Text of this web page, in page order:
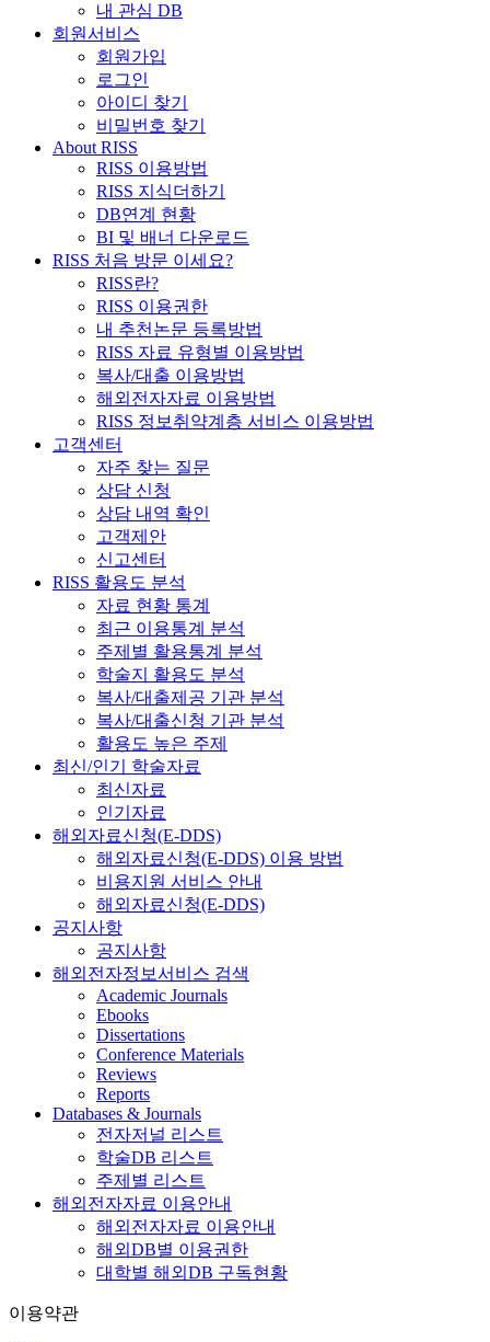
내 관심 DB
회원서비스
회원가입
로그인
아이디 찾기
비밀번호 찾기
About RISS
RISS 이용방법
RISS 지식더하기
DB연계 현황
BI 및 배너 다운로드
RISS 처음 방문 이세요?
RISS란?
RISS 이용권한
내 추천논문 등록방법
RISS 자료 유형별 이용방법
복사/대출 이용방법
해외전자자료 이용방법
RISS 정보취약계층 서비스 이용방법
고객센터
자주 찾는 질문
상담 신청
상담 내역 확인
고객제안
신고센터
RISS 활용도 분석
자료 현황 통계
최근 이용통계 분석
주제별 활용통계 분석
학술지 활용도 분석
복사/대출제공 기관 분석
복사/대출신청 기관 분석
활용도 높은 주제
최신/인기 학술자료
최신자료
인기자료
해외자료신청(E-DDS)
해외자료신청(E-DDS) 이용 방법
비용지원 서비스 안내
해외자료신청(E-DDS)
공지사항
공지사항
해외전자정보서비스 검색
Academic Journals
Ebooks
Dissertations
Conference Materials
Reviews
Reports
Databases & Journals
전자저널 리스트
학술DB 리스트
주제별 리스트
해외전자자료 이용안내
해외전자자료 이용안내
해외DB별 이용권한
대학별 해외DB 구독현황
이용약관